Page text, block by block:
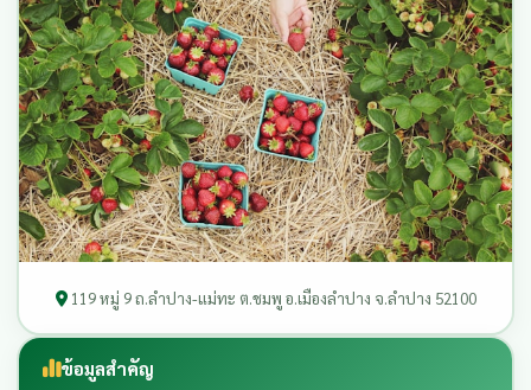
119 หมู่ 9 ถ.ลำปาง-แม่ทะ ต.ชมพู อ.เมืองลำปาง จ.ลำปาง 52100
ข้อมูลสำคัญ